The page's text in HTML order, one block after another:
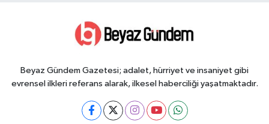
Beyaz Gündem Gazetesi; adalet, hürriyet ve insaniyet gibi
evrensel ilkleri referans alarak, ilkesel haberciliği yaşatmaktadır.